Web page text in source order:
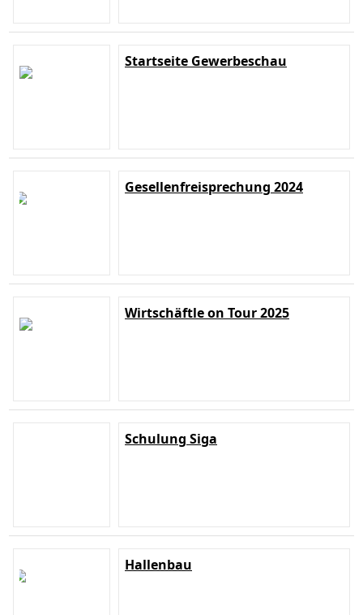
Startseite Gewerbeschau
Gesellenfreisprechung 2024
Wirtschäftle on Tour 2025
Schulung Siga
Hallenbau